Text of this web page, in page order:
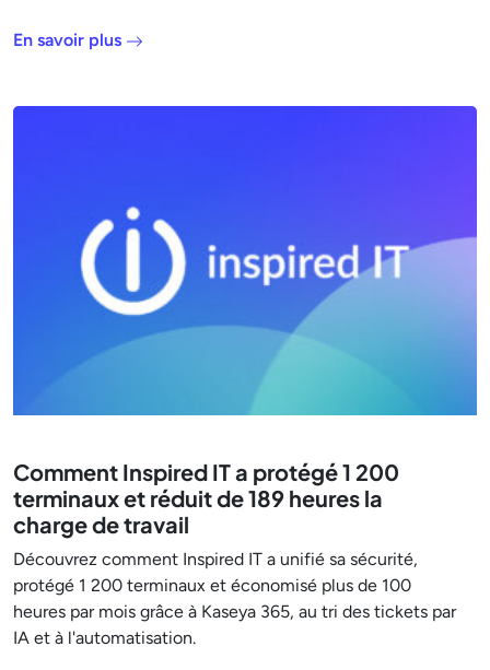
En savoir plus
Comment Inspired IT a protégé 1 200
terminaux et réduit de 189 heures la
charge de travail
Découvrez comment Inspired IT a unifié sa sécurité,
protégé 1 200 terminaux et économisé plus de 100
heures par mois grâce à Kaseya 365, au tri des tickets par
IA et à l'automatisation.